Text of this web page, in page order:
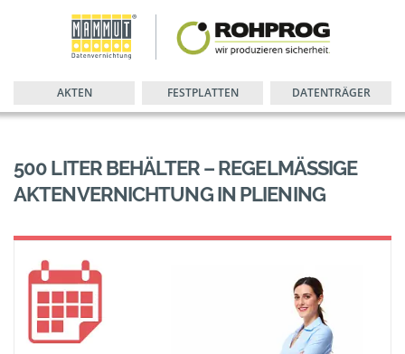
AKTEN FESTPLATTEN DATENTRÄGER
500 LITER BEHÄLTER – REGELMÄSSIGE A
KTENVERNICHTUNG IN PLIENING